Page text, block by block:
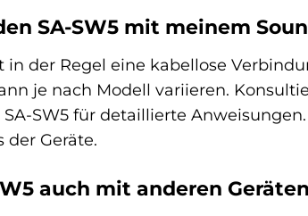
SA-SW5 mit meinem
in der Regel eine kabellose
je nach Modell variieren.
SW5 für detaillierte
der Geräte.
auch mit anderen